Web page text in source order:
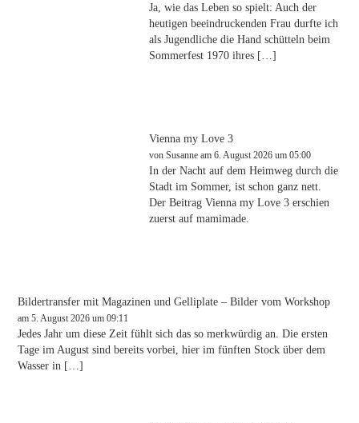
Ja, wie das Leben so spielt: Auch der
heutigen beeindruckenden Frau durfte ich
als Jugendliche die Hand schütteln beim
Sommerfest 1970 ihres […]
Vienna my Love 3
vonSusanne am 6. August 2026 um 05:00
In der Nacht auf dem Heimweg durch die
Stadt im Sommer, ist schon ganz nett.
Der Beitrag Vienna my Love 3 erschien
zuerst auf mamimade.
Bildertransfer mit Magazinen und Gelliplate – Bilder vom Workshop
am 5. August 2026 um 09:11
Jedes Jahr um diese Zeit fühlt sich das so merkwürdig an. Die ersten
Tage im August sind bereits vorbei, hier im fünften Stock über dem
Wasser in […]